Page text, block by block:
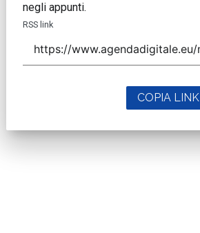
negli appunti.
RSS link
COPIA LINK